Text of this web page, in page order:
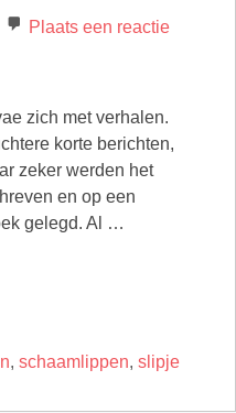
Plaats een reactie
zich met verhalen.
korte berichten,
zeker werden het
en op een
gelegd. Al …
, schaamlippen, slipje